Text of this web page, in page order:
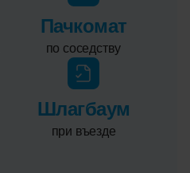
Пачкомат
по соседству
Шлагбаум
при въезде